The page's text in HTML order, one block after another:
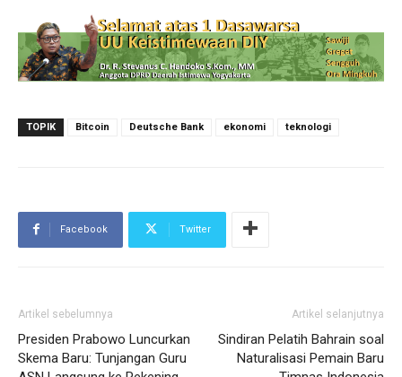
TOPIK Bitcoin Deutsche Bank ekonomi teknologi
Facebook Twitter
Artikel sebelumnya
Presiden Prabowo Luncurkan
Skema Baru: Tunjangan Guru
Artikel selanjutnya
Sindiran Pelatih Bahrain soal
Naturalisasi Pemain Baru